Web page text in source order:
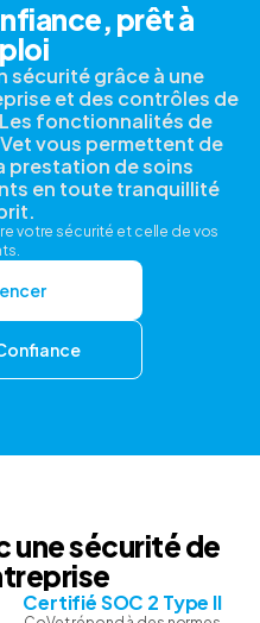
prêt à
sécurité grâce à une
et des contrôles de
fonctionnalités de
vous permettent de
prestation de soins
en toute tranquillité
votre sécurité et celle de vos
une sécurité de
Certifié SOC 2 Type II